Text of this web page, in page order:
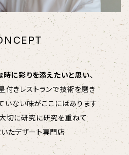
に彩りを添えたいと思い、
付きレストランで技術を磨き
いない味がここにはあります
切に研究に研究を重ねて
たデザート専門店